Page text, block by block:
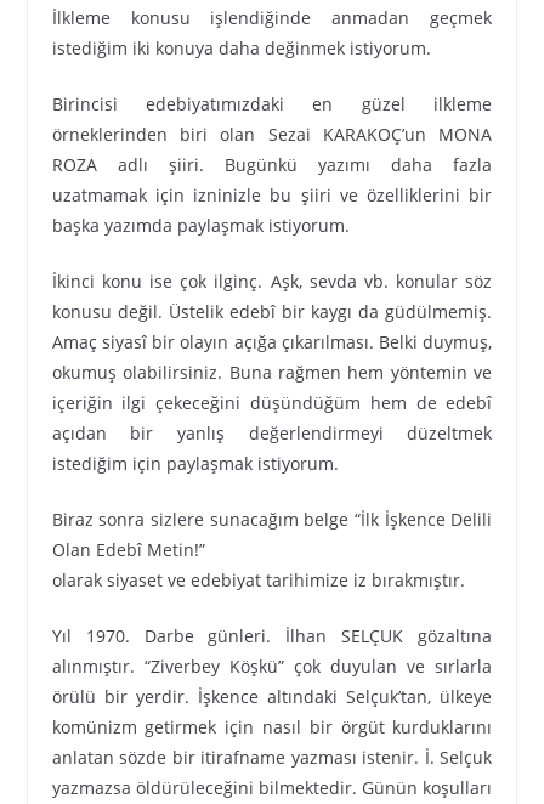
İlkleme konusu işlendiğinde anmadan geçmek
istediğim iki konuya daha değinmek istiyorum.
Birincisi edebiyatımızdaki en güzel ilkleme
örneklerinden biri olan Sezai KARAKOÇ’un MONA
ROZA adlı şiiri. Bugünkü yazımı daha fazla
uzatmamak için izninizle bu şiiri ve özelliklerini bir
başka yazımda paylaşmak istiyorum.
İkinci konu ise çok ilginç. Aşk, sevda vb. konular söz
konusu değil. Üstelik edebî bir kaygı da güdülmemiş.
Amaç siyasî bir olayın açığa çıkarılması. Belki duymuş,
okumuş olabilirsiniz. Buna rağmen hem yöntemin ve
içeriğin ilgi çekeceğini düşündüğüm hem de edebî
açıdan bir yanlış değerlendirmeyi düzeltmek
istediğim için paylaşmak istiyorum.
Biraz sonra sizlere sunacağım belge “İlk İşkence Delili
Olan Edebî Metin!”
olarak siyaset ve edebiyat tarihimize iz bırakmıştır.
Yıl 1970. Darbe günleri. İlhan SELÇUK gözaltına
alınmıştır. “Ziverbey Köşkü” çok duyulan ve sırlarla
örülü bir yerdir. İşkence altındaki Selçuk’tan, ülkeye
komünizm getirmek için nasıl bir örgüt kurduklarını
anlatan sözde bir itirafname yazması istenir. İ. Selçuk
yazmazsa öldürüleceğini bilmektedir. Günün koşulları